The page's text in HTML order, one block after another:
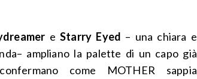
e Starry Eyed – una chiara e
ampliano la palette di un capo già
come MOTHER sappia